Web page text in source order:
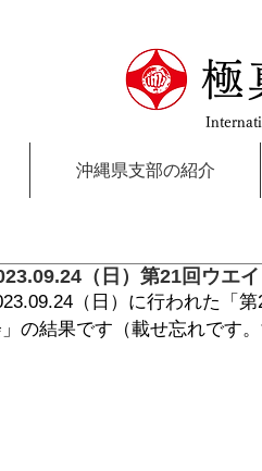
極
沖縄県支部の紹介
（日）第21回ウエ
（日）に行われた「
の結果です（載せ忘れです。